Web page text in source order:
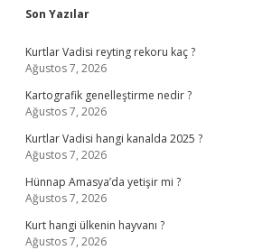
Sidebar
Son Yazılar
Kurtlar Vadisi reyting rekoru kaç ?
Ağustos 7, 2026
Kartografik genelleştirme nedir ?
Ağustos 7, 2026
Kurtlar Vadisi hangi kanalda 2025 ?
Ağustos 7, 2026
Hünnap Amasya’da yetişir mi ?
Ağustos 7, 2026
Kurt hangi ülkenin hayvanı ?
Ağustos 7, 2026